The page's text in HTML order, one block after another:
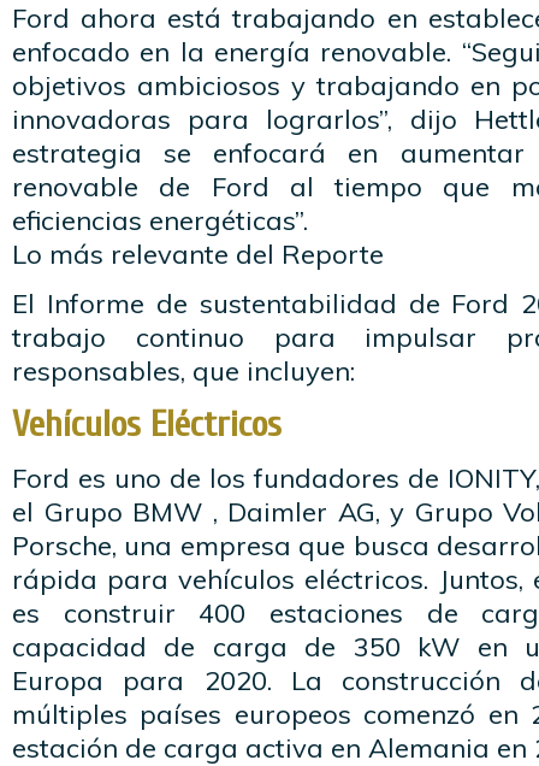
Ford ahora está trabajando en
enfocado en la energía renovable.
objetivos ambiciosos y trabajando en
innovadoras para lograrlos”, dijo
estrategia se enfocará en
renovable de Ford al tiempo que
eficiencias energéticas”.
Lo más relevante del Reporte
El Informe de sustentabilidad de Ford
trabajo continuo para impulsar
responsables, que incluyen:
Vehículos Eléctricos
Ford es uno de los fundadores de
el Grupo BMW , Daimler AG, y Grupo
Porsche, una empresa que busca
rápida para vehículos eléctricos. Juntos,
es construir 400 estaciones de
capacidad de carga de 350 kW en
Europa para 2020. La construcción
múltiples países europeos comenzó
estación de carga activa en Alemania en